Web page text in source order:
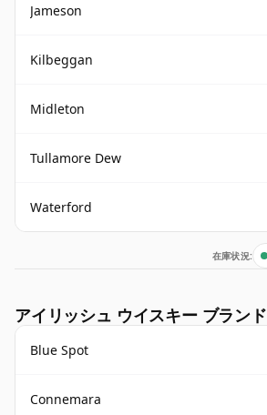
Jameson
Kilbeggan
Midleton
Tullamore Dew
Waterford
在庫状況:
アイリッシュ ウイスキー ブランド
Blue Spot
Connemara